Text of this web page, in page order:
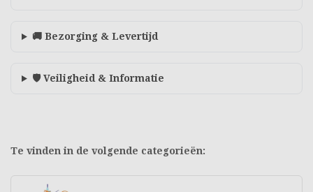
🚚 Bezorging & Levertijd
🛡️ Veiligheid & Informatie
Te vinden in de volgende categorieën: